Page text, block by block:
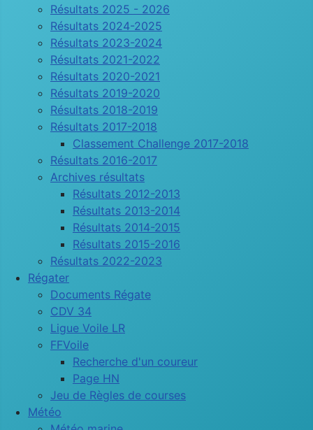
Résultats 2025 - 2026
Résultats 2024-2025
Résultats 2023-2024
Résultats 2021-2022
Résultats 2020-2021
Résultats 2019-2020
Résultats 2018-2019
Résultats 2017-2018
Classement Challenge 2017-2018
Résultats 2016-2017
Archives résultats
Résultats 2012-2013
Résultats 2013-2014
Résultats 2014-2015
Résultats 2015-2016
Résultats 2022-2023
Régater
Documents Régate
CDV 34
Ligue Voile LR
FFVoile
Recherche d'un coureur
Page HN
Jeu de Règles de courses
Météo